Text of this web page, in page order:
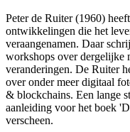
Peter de Ruiter (1960)
ontwikkelingen die het
veraangenamen. Daar
workshops over dergelijke
veranderingen. De Ruiter
over onder meer digitaal
& blockchains. Een lange
aanleiding voor het boek
verscheen.